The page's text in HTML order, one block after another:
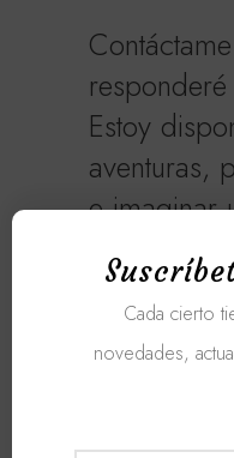
Estoy
aventuras,
e imaginar
posibles
Cada cierto
novedades,